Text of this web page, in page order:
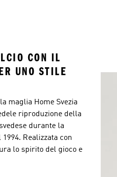
CON IL
UNO STILE
maglia Home Svezia
riproduzione della
durante la
Realizzata con
lo spirito del gioco e